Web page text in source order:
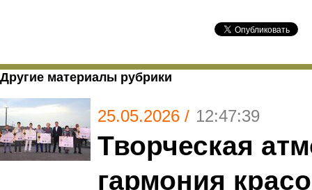
Другие материалы рубрики
25.05.2026 / 12:47:39
Творческая
гармония